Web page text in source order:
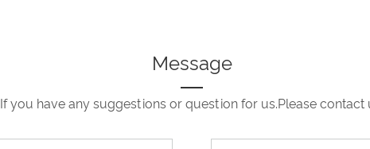
Message
If you have any suggestions or question for us.Please contact